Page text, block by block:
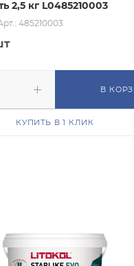
2,5 кг L0485210003
485210003
В
КУПИТЬ В 1 КЛИК